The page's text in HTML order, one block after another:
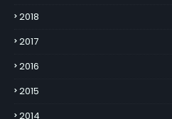
2018
2017
2016
2015
2014